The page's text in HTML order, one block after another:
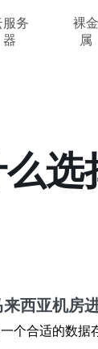
服务
器
裸金
属
么
西亚机房
个合适的数